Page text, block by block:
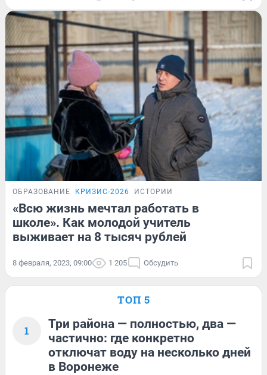
ОБРАЗОВАНИЕ КРИЗИС-2026 ИСТОРИИ
«Всю жизнь мечтал работать в
школе». Как молодой учитель
выживает на 8 тысяч рублей
8 февраля, 2023, 09:00 1 205 Обсудить
ТОП 5
1
Три района — полностью, два —
частично: где конкретно
отключат воду на несколько дней
в Воронеже